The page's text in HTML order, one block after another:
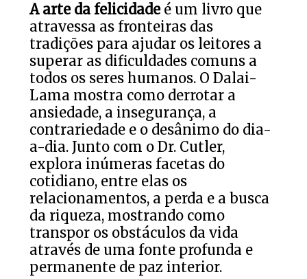
A arte da felicidadeé um livro que
atravessa as fronteiras das
tradições para ajudar os leitores a
superar as dificuldades comuns a
todos os seres humanos. O Dalai-
Lama mostra como derrotar a
ansiedade, a insegurança, a
contrariedade e o desânimo do dia-
a-dia. Junto com o Dr. Cutler,
explora inúmeras facetas do
cotidiano, entre elas os
relacionamentos, a perda e a busca
da riqueza, mostrando como
transpor os obstáculos da vida
através de uma fonte profunda e
permanente de paz interior.